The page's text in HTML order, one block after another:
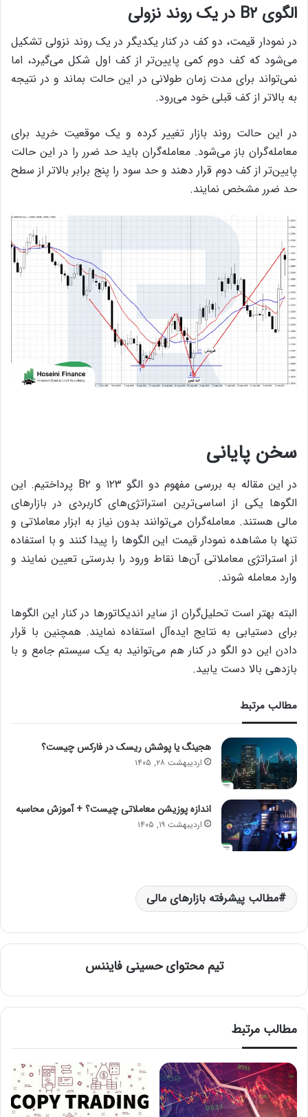
الگوی B۲ در یک روند نزولی
در نمودار قیمت، دو کف در کنار یکدیگر در یک روند نزولی تشکیل
می‌شود که کف دوم کمی پایین‌تر از کف اول شکل می‌گیرد، اما
نمی‌تواند برای مدت زمان طولانی در این حالت بماند و در نتیجه
به بالاتر از کف قبلی خود می‌رود.
در این حالت روند بازار تغییر کرده و یک موقعیت خرید برای
معامله‌گران باز می‌شود. معامله‌گران باید حد ضرر را در این حالت
پایین‌تر از کف دوم قرار دهند و حد سود را پنج برابر بالاتر از سطح
حد ضرر مشخص نمایند.
سخن پایانی
در این مقاله به بررسی مفهوم دو الگو ۱۲۳ و B۲ پرداختیم. این
الگوها یکی از اساسی‌ترین استراتژی‌های کاربردی در بازارهای
مالی هستند. معامله‌گران می‌توانند بدون نیاز به ابزار معاملاتی و
تنها با مشاهده نمودار قیمت این الگوها را پیدا کنند و با استفاده
از استراتژی معاملاتی آن‌ها نقاط ورود را بدرستی تعیین نمایند و
وارد معامله شوند.
البته بهتر است تحلیل‌گران از سایر اندیکاتورها در کنار این الگوها
برای دستیابی به نتایج ایده‌آل استفاده نمایند. همچنین با قرار
دادن این دو الگو در کنار هم می‌توانید به یک سیستم جامع و با
بازدهی بالا دست یابید.
مطالب مرتبط
هجینگ یا پوشش ریسک در فارکس چیست؟
اردیبهشت ۲۸, ۱۴۰۵
اندازه پوزیشن معاملاتی چیست؟ + آموزش محاسبه
اردیبهشت ۱۹, ۱۴۰۵
مطالب پیشرفته بازارهای مالی
تیم محتوای حسینی‌ فایننس
مطالب مرتبط